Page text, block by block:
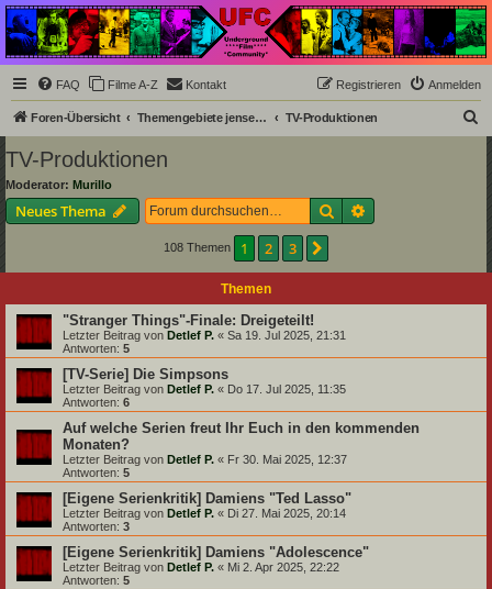
Underground Film
Community
Die Underground Film Community ist ein deutschsprachiges Filmforum und ein Paradies
für Cineasten und Filmsüchtige jenseits des Mainstreams.
FAQ Filme A-Z Kontakt Anmelden
Registrieren
Foren-Übersicht Themengebiete jenseits der Filmkunst TV-Produktionen
TV-Produktionen
Moderator: Murillo
Neues Thema Suche
108 Themen 1 2 3
Themen
"Stranger Things"-Finale: Dreigeteilt!
Letzter Beitrag von Detlef P. « Sa 19. Jul 2025, 21:31
Antworten: 5
[TV-Serie] Die Simpsons
Letzter Beitrag von Detlef P. « Do 17. Jul 2025, 11:35
Antworten: 6
Auf welche Serien freut Ihr Euch in den kommenden
Monaten?
Letzter Beitrag von Detlef P. « Fr 30. Mai 2025, 12:37
Antworten: 5
[Eigene Serienkritik] Damiens "Ted Lasso"
Letzter Beitrag von Detlef P. « Di 27. Mai 2025, 20:14
Antworten: 3
[Eigene Serienkritik] Damiens "Adolescence"
Letzter Beitrag von Detlef P. « Mi 2. Apr 2025, 22:22
Antworten: 5